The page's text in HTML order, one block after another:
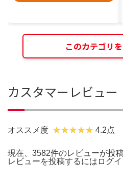
このカテゴリ
カスタマーレビュー
オススメ度 4.2点
現在、3582件のレビューが投
レビューを投稿するには ログ